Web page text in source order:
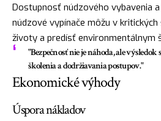
Dostupnosť núdzového vybavenia
núdzové vypínače môžu v
životy a predísť environmentálnym
"Bezpečnosť nie je náhoda, ale
školenia a dodržiavania postupov."
Ekonomické výhody
Úspora nákladov